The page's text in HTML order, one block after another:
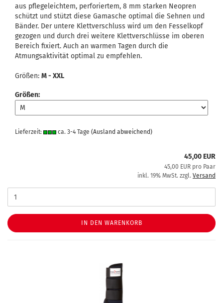
aus pflegeleichtem, perforiertem, 8 mm starken Neopren
schützt und stützt diese Gamasche optimal die Sehnen und
Bänder. Der untere Klettverschluss wird um den Fesselkopf
gezogen und durch drei weitere Klettverschlüsse im oberen
Bereich fixiert. Auch an warmen Tagen durch die
Atmungsaktivität optimal zu empfehlen.
Größen: M - XXL
Größen:
Lieferzeit: ca. 3-4 Tage (Ausland abweichend)
45,00 EUR
45,00 EUR pro Paar
inkl. 19% MwSt. zzgl. Versand
IN DEN WARENKORB